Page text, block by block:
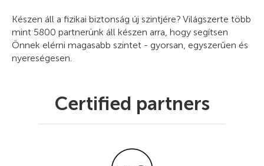
Készen áll a fizikai biztonság új szintjére? Világszerte több
mint 5800 partnerünk áll készen arra, hogy segítsen
Önnek elérni magasabb szintet - gyorsan, egyszerűen és
nyereségesen.
Certified partners